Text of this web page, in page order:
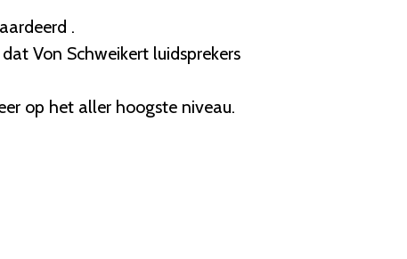
.
Von Schweikert luidsprekers
op het aller hoogste niveau.